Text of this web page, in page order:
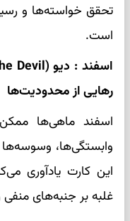
تحقق خواسته‌ها و
است.
رهایی از محدودیت‌ها
اسفند ماهی‌ها
وابستگی‌ها،
این کارت یادآوری
غلبه بر جنبه‌های منفی